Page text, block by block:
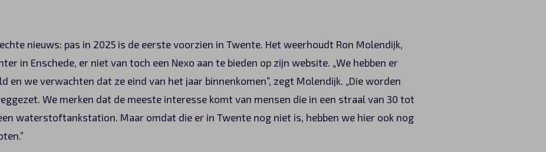
nieuws: pas in 2025 is de eerste voorzien in Twente. Het weerhoudt Ron Molendijk,
in Enschede, er niet van toch een Nexo aan te bieden op zijn website. „We hebben er
en we verwachten dat ze eind van het jaar binnenkomen”, zegt Molendijk. „Die worden
We merken dat de meeste interesse komt van mensen die in een straal van 30 tot
waterstoftankstation. Maar omdat die er in Twente nog niet is, hebben we hier ook nog